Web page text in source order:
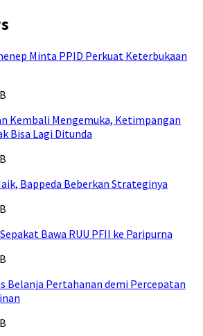
Minta PPID Perkuat Keterbukaan
Kembali Mengemuka, Ketimpangan
Bisa Lagi Ditunda
Bappeda Beberkan Strateginya
Bawa RUU PFII ke Paripurna
Belanja Pertahanan demi Percepatan